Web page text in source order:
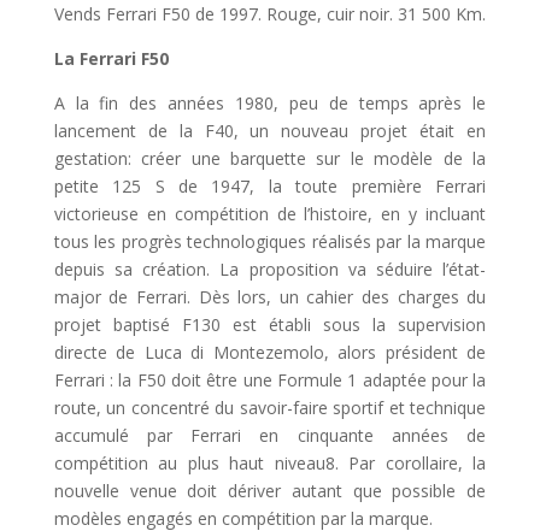
Vends Ferrari F50 de 1997. Rouge, cuir noir. 31 500 Km.
La Ferrari F50
A la fin des années 1980, peu de temps après le
lancement de la F40, un nouveau projet était en
gestation: créer une barquette sur le modèle de la
petite 125 S de 1947, la toute première Ferrari
victorieuse en compétition de l’histoire, en y incluant
tous les progrès technologiques réalisés par la marque
depuis sa création. La proposition va séduire l’état-
major de Ferrari. Dès lors, un cahier des charges du
projet baptisé F130 est établi sous la supervision
directe de Luca di Montezemolo, alors président de
Ferrari : la F50 doit être une Formule 1 adaptée pour la
route, un concentré du savoir-faire sportif et technique
accumulé par Ferrari en cinquante années de
compétition au plus haut niveau8. Par corollaire, la
nouvelle venue doit dériver autant que possible de
modèles engagés en compétition par la marque.